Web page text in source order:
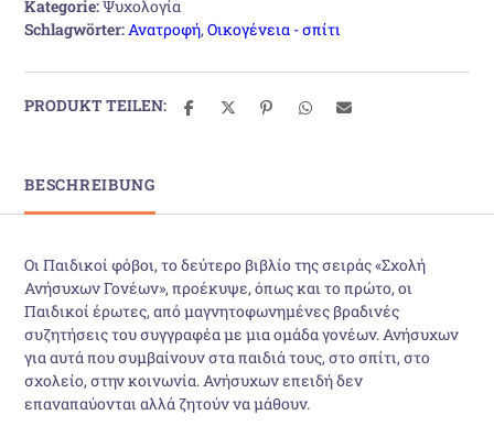
Kategorie:Ψυχολογία
Schlagwörter: Ανατροφή,Οικογένεια - σπίτι
PRODUKT TEILEN:
BESCHREIBUNG
Οι Παιδικοί φόβοι, το δεύτερο βιβλίο της σειράς «Σχολή
Ανήσυχων Γονέων», προέκυψε, όπως και το πρώτο, οι
Παιδικοί έρωτες, από μαγνητοφωνημένες βραδινές
συζητήσεις του συγγραφέα με μια ομάδα γονέων. Ανήσυχων
για αυτά που συμβαίνουν στα παιδιά τους, στο σπίτι, στο
σχολείο, στην κοινωνία. Ανήσυχων επειδή δεν
επαναπαύονται αλλά ζητούν να μάθουν.